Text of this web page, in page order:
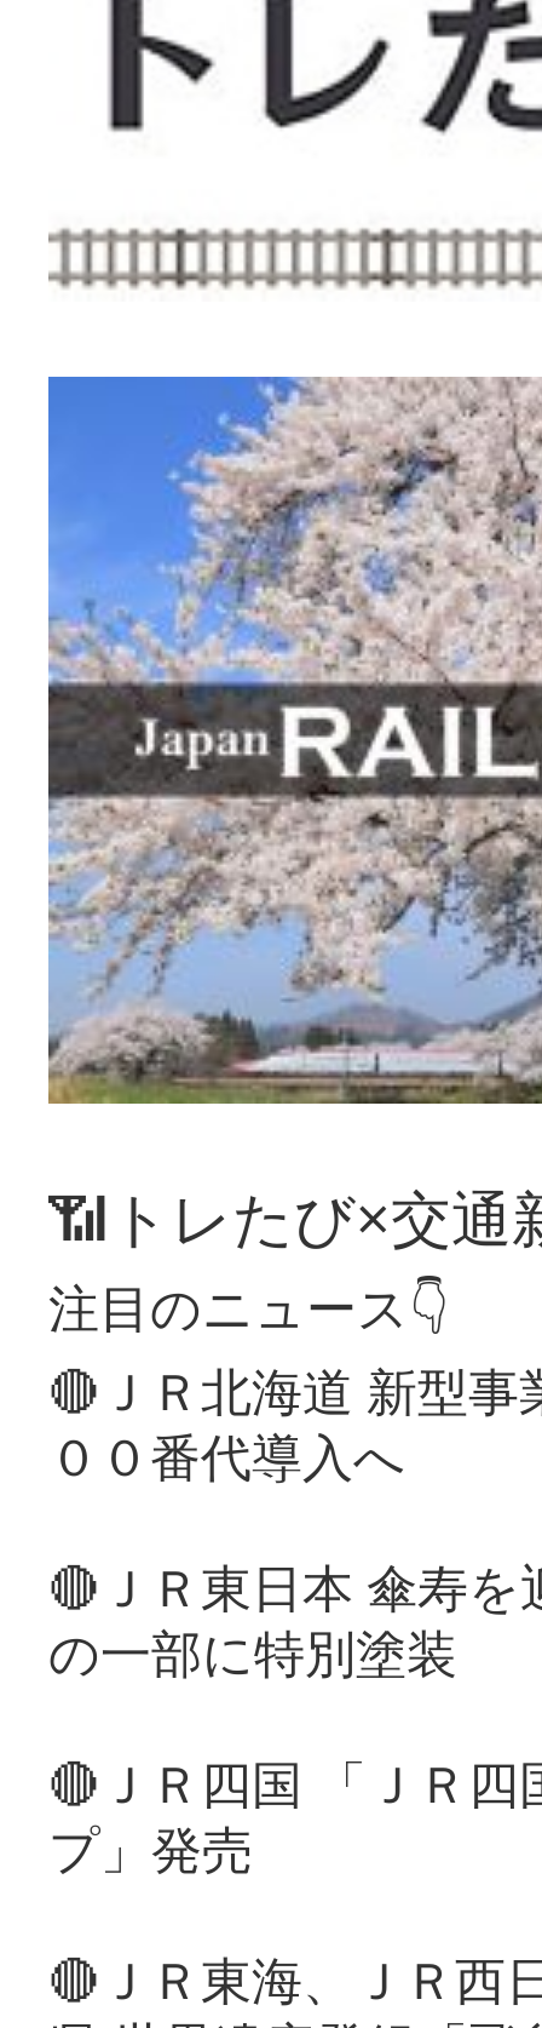
📶トレたび×交通
注目のニュース👇
🔴ＪＲ北海道 新型
００番代導入へ
🔴ＪＲ東日本 傘寿
の一部に特別塗装
🔴ＪＲ四国 「ＪＲ
プ」発売
🔴ＪＲ東海、ＪＲ西